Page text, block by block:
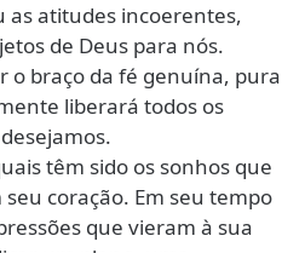
atitudes incoerentes,
de Deus para nós.
o braço da fé genuína, pura
liberará todos os
têm sido os sonhos que
coração. Em seu tempo
que vieram à sua